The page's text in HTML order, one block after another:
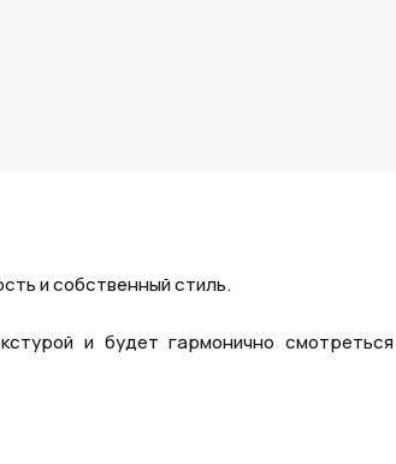
и собственный стиль.
и будет гармонично